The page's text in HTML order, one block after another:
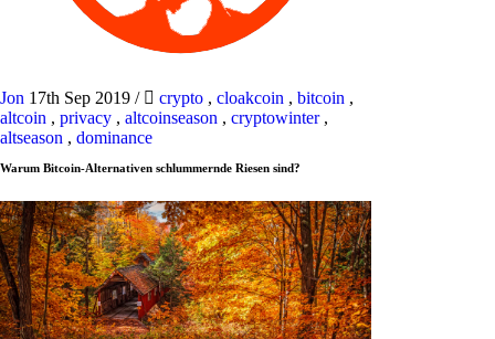
Jon 17th Sep 2019 / crypto , cloakcoin , bitcoin ,
altcoin , privacy , altcoinseason , cryptowinter,
altseason , dominance
Warum Bitcoin-Alternativen schlummernde Riesen sind?